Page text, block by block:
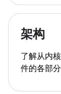
架构
了解从内
件的各部